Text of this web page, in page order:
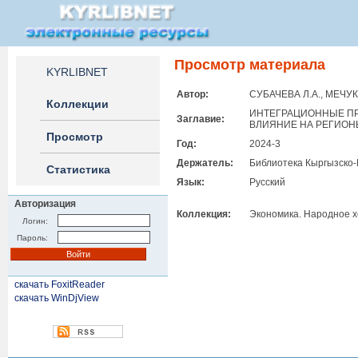
KYRLIBNET
Коллекции
Просмотр
Статистика
Авторизация
Логин:
Пароль:
скачать FoxitReader
скачать WinDjView
Просмотр материала
Автор: СУБАЧЕВА Л.А.,
Заглавие:
ИНТЕГРАЦИОННЫЕ
ВЛИЯНИЕ НА
Год:
2024-3
Держатель:
Библиотека
Язык:
Русский
Коллекция: Экономика. Народное